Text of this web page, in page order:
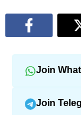
Join
Join